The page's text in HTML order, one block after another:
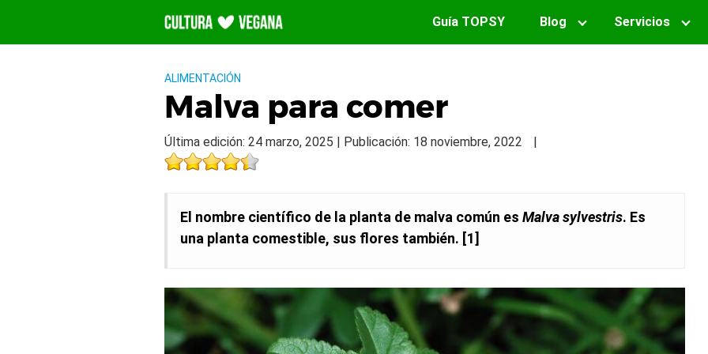
contenido
Guía TOPSY Blog Servicios
ALIMENTACIÓN
Malva para comer
Última edición: 24 marzo, 2025 | Publicación: 18 noviembre, 2022 |
El nombre científico de la planta de malva común es Malva sylvestris. Es
una planta comestible, sus flores también. [1]